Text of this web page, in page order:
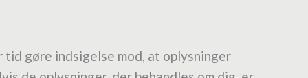
gøre indsigelse mod, at oplysninger